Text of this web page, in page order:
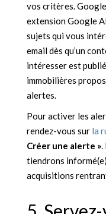
vos critères.
extension Google
sujets qui vous
email dès qu’un
intéresser est
immobilières
alertes.
Pour activer les
rendez-vous sur la
Créer une alerte ».
tiendrons
acquisitions